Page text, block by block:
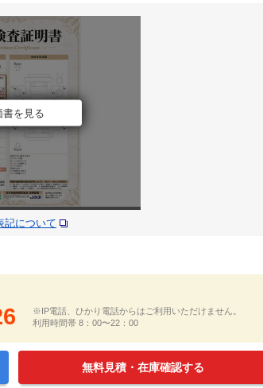
書を見る
記について
※IP電話、ひかり電話からはご利用いただけません。
利用時間帯 8：00〜22：00
無料見積・在庫確認する